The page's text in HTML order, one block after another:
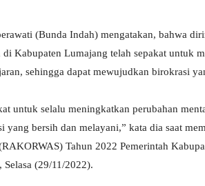
(Bunda Indah) mengatakan, bahwa
Kabupaten Lumajang telah sepakat untuk
sehingga dapat mewujudkan birokrasi
untuk selalu meningkatkan perubahan
bersih dan melayani,” kata dia saat
Tahun 2022 Pemerintah
(29/11/2022).